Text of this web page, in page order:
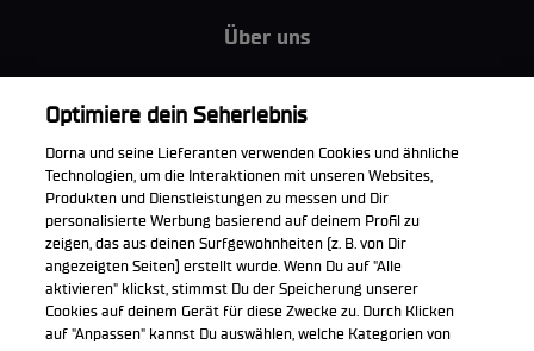
Über uns
MotoGP Group
Cookie Richtlinien
Unternehmen & ESG
Datenschutzerklärung
Kaufrichtlinie
Die offizielle WorldSBK App herunterladen
Optimiere dein Seherlebnis
Dorna und seine Lieferanten verwenden Cookies und ähnliche
Technologien, um die Interaktionen mit unseren Websites,
Produkten und Dienstleistungen zu messen und Dir
personalisierte Werbung basierend auf deinem Profil zu
zeigen, das aus deinen Surfgewohnheiten (z. B. von Dir
angezeigten Seiten) erstellt wurde. Wenn Du auf "Alle
aktivieren" klickst, stimmst Du der Speicherung unserer
Cookies auf deinem Gerät für diese Zwecke zu. Durch Klicken
auf "Anpassen" kannst Du auswählen, welche Kategorien von